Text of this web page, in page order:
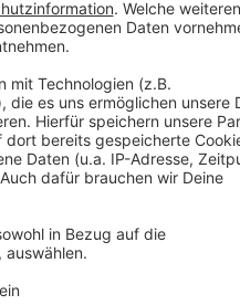
Drittanbieters, um
einzubetten. Dieser
Ihren Aktivitäten
die Details durch und
Nutzung des Service zu,
anzusehen.
powered by
9 nach Christus im
die durch ein